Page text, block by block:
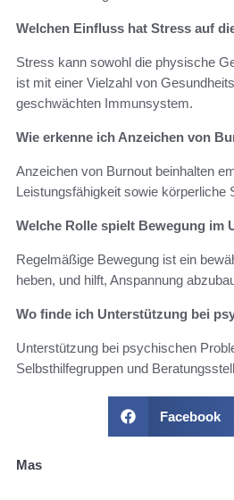
Welchen Einfluss hat Stress auf
Stress kann sowohl die physische
ist mit einer Vielzahl von
geschwächten Immunsystem.
Wie erkenne ich Anzeichen von
Anzeichen von Burnout beinhalten
Leistungsfähigkeit sowie
Welche Rolle spielt Bewegung im
Regelmäßige Bewegung ist ein
heben, und hilft, Anspannung
Wo finde ich Unterstützung bei
Unterstützung bei psychischen
Selbsthilfegruppen und
Facebook
Mas